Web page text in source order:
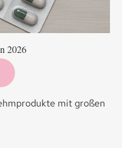
2026
mit großen